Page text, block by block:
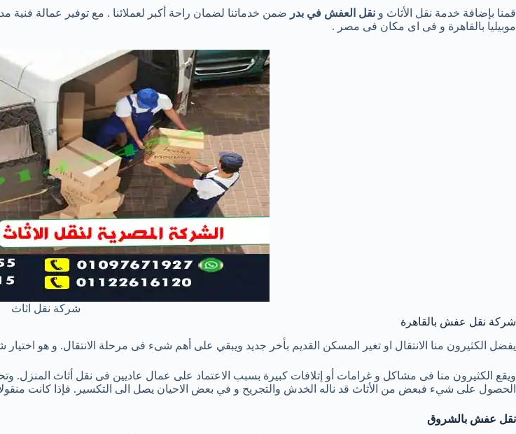
قمنا بإضافة خدمة نقل الأثاث و نقل العفش في بدر ضمن خدماتنا لضمان راحة أكبر لعملائنا . مع توفير عمالة
موبيليا بالقاهرة و فى اى مكان فى مصر .
شركة نقل اثاث
شركة نقل عفش بالقاهرة
يفضل الكثيرون منا الانتقال او تغير المسكن القديم بأخر جديد ويبقي على أهم شىء فى مرحلة الانتقال. و هو
ويقع الكثيرون منا فى مشاكل و غرامات أو إتلافات كبيرة بسبب الاعتماد على عمال عاديين فى نقل أثاث المنزل.
الحصول على شيء فبعض من الأثاث قد ناله الخدش والتجريح و في بعض الاحيان يصل الى التكسير. فإذا كانت
نقل عفش بالشروق